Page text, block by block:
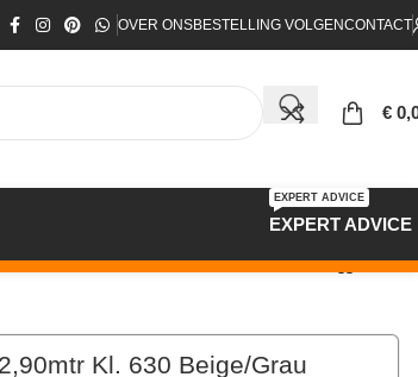
OVER ONSBESTELLING VOLGENCONTACT
€
EXPERT ADVICE
EXPERT ADVICE
Kl. 630 Beige/Grau